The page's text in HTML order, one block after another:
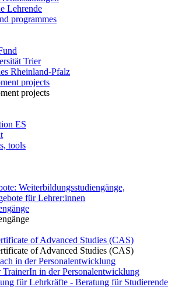
Lehrende
programmes
Trier
Rheinland-Pfalz
projects
projects
ES
tools
Weiterbildungsstudiengänge,
für Lehrer:innen
of Advanced Studies (CAS)
of Advanced Studies (CAS)
in der Personalentwicklung
in der Personalentwicklung
für Lehrkräfte - Beratung für Studierende